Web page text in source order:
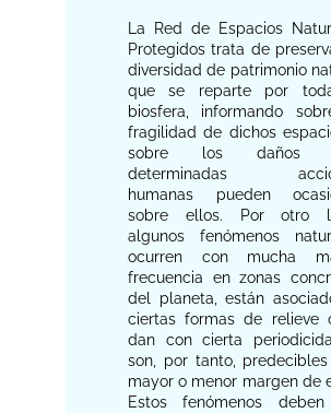
La Red de Espacios
Protegidos trata de
diversidad de patrimonio
que se reparte por
biosfera, informando
fragilidad de dichos
sobre los daños
determinadas
humanas pueden
sobre ellos. Por otro
algunos fenómenos
ocurren con mucha
frecuencia en zonas
del planeta, están
ciertas formas de relieve
dan con cierta
son, por tanto,
mayor o menor margen de
Estos fenómenos